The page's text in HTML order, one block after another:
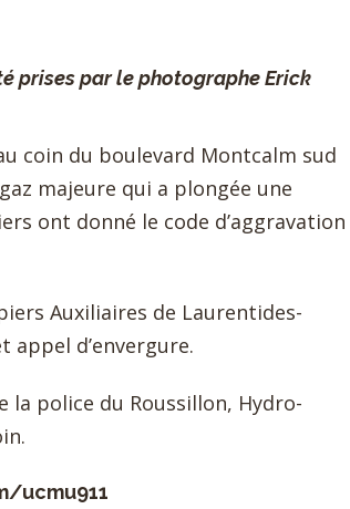
prises par le photographe Erick
coin du boulevard Montcalm sud
majeure qui a plongée une
ont donné le code d’aggravation
Auxiliaires de Laurentides-
appel d’envergure.
la police du Roussillon, Hydro-
ucmu911